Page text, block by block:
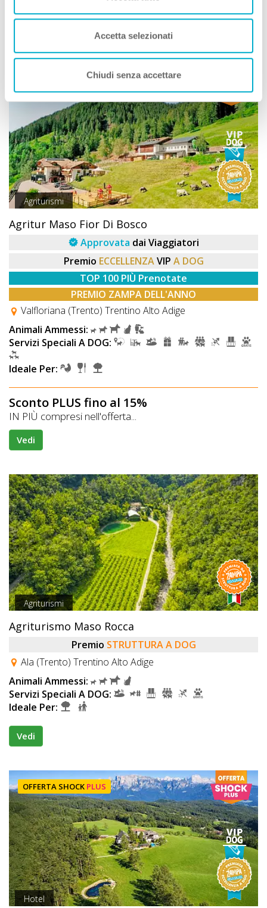
Accetta selezionati
Chiudi senza accettare
Agriturismi
Agritur Maso Fior Di Bosco
Approvata dai Viaggiatori
Premio ECCELLENZA VIP A DOG
TOP 100 PIÙ Prenotate
PREMIO ZAMPA DELL'ANNO
Valfloriana (Trento) Trentino Alto Adige
Animali Ammessi:
Servizi Speciali A DOG:
Ideale Per:
Sconto PLUS fino al 15%
IN PIÙ compresi nell'offerta...
Vedi
Agriturismi
Agriturismo Maso Rocca
Premio STRUTTURA A DOG
Ala (Trento) Trentino Alto Adige
Animali Ammessi:
Servizi Speciali A DOG:
Ideale Per:
Vedi
OFFERTA SHOCK PLUS
Hotel